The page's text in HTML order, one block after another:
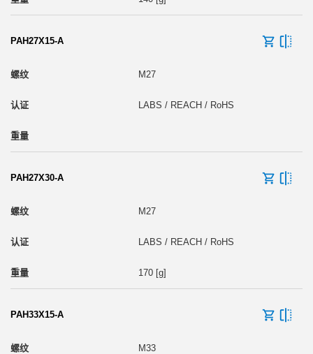
PAH27X15-A
M27
LABS / REACH / RoHS
PAH27X30-A
M27
LABS / REACH / RoHS
170 [g]
PAH33X15-A
M33